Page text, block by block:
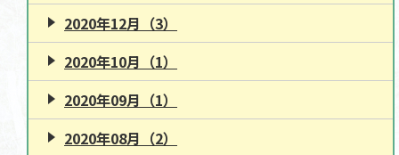
2020年12月（3）
2020年10月（1）
2020年09月（1）
2020年08月（2）